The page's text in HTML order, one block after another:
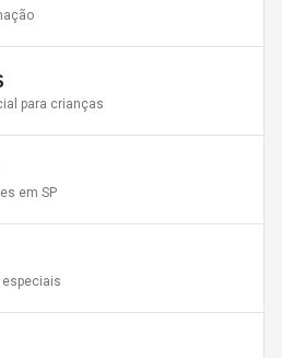
para crianças
em SP